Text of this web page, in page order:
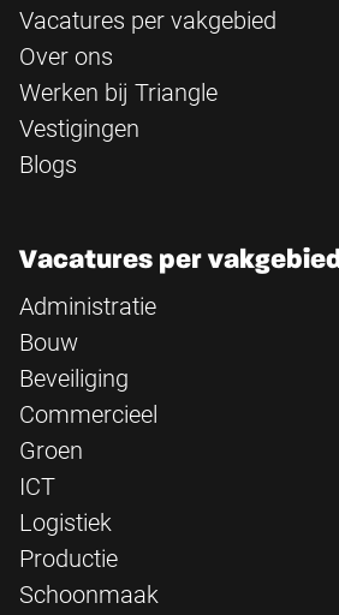
Vacatures per vakgebied
Over ons
Werken bij Triangle
Vestigingen
Blogs
Vacatures per vakgebied
Administratie
Bouw
Beveiliging
Commercieel
Groen
ICT
Logistiek
Productie
Schoonmaak